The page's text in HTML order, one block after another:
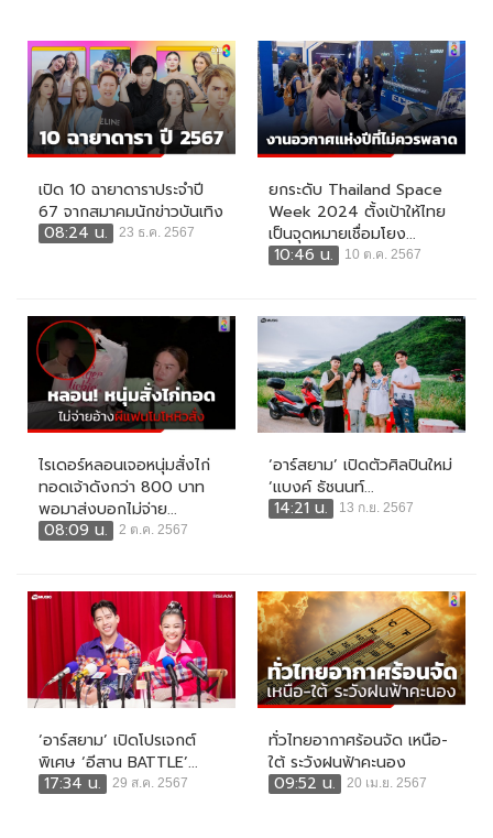
เปิด 10 ฉายาดาราประจำปี
67 จากสมาคมนักข่าวบันเทิง
08:24 น.
23 ธ.ค. 2567
ยกระดับ Thailand Space
Week 2024 ตั้งเป้าให้ไทย
เป็นจุดหมายเชื่อมโยง...
10:46 น.
10 ต.ค. 2567
ไรเดอร์หลอนเจอหนุ่มสั่งไก่
ทอดเจ้าดังกว่า 800 บาท
พอมาส่งบอกไม่จ่าย...
08:09 น.
2 ต.ค. 2567
‘อาร์สยาม’ เปิดตัวศิลปินใหม่
‘แบงค์ ธัชนนท์...
14:21 น.
13 ก.ย. 2567
‘อาร์สยาม’ เปิดโปรเจกต์
พิเศษ ‘อีสาน BATTLE’...
17:34 น.
29 ส.ค. 2567
ทั่วไทยอากาศร้อนจัด เหนือ-
ใต้ ระวังฝนฟ้าคะนอง
09:52 น.
20 เม.ย. 2567